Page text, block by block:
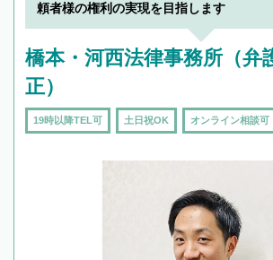
頼者様の権利の実現を目指します
橋本・河西法律事務所（弁
正）
19時以降TEL可 土日祝OK オンライン相談可